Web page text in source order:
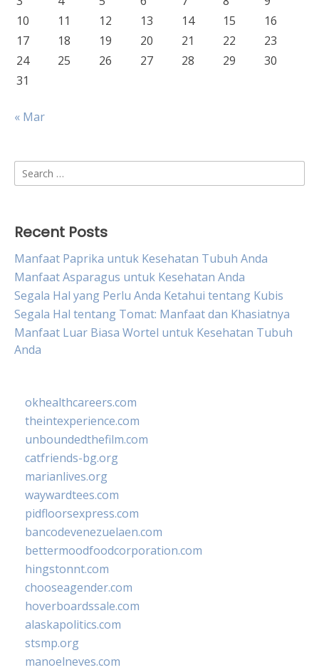
10
11 12 13 14 15
16
17
18 19 20 21 22
23
24
25 26 27 28 29
30
31
« Mar
Search
for:
Recent Posts
Manfaat Paprika untuk Kesehatan Tubuh Anda
Manfaat Asparagus untuk Kesehatan Anda
Segala Hal yang Perlu Anda Ketahui tentang Kubis
Segala Hal tentang Tomat: Manfaat dan Khasiatnya
Manfaat Luar Biasa Wortel untuk Kesehatan Tubuh
Anda
okhealthcareers.com
theintexperience.com
unboundedthefilm.com
catfriends-bg.org
marianlives.org
waywardtees.com
pidfloorsexpress.com
bancodevenezuelaen.com
bettermoodfoodcorporation.com
hingstonnt.com
chooseagender.com
hoverboardssale.com
alaskapolitics.com
stsmp.org
manoelneves.com